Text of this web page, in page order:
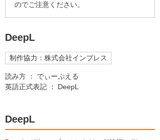
のでご注意ください。
DeepL
制作協力：株式会社インプレス
読み方 ： でぃーぷえる
英語正式表記 ： DeepL
DeepL